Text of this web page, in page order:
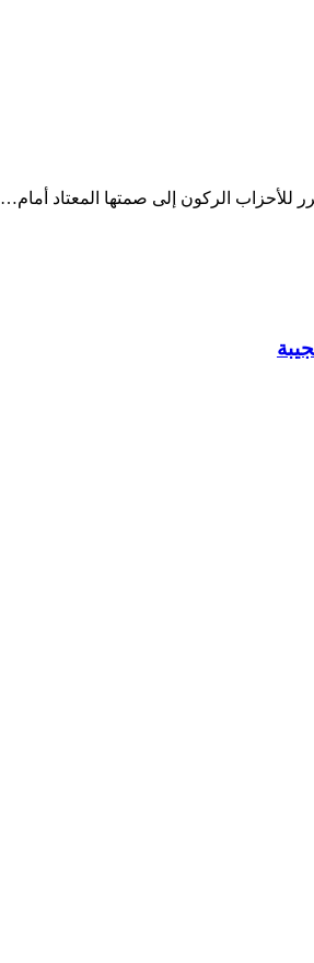
للأحزاب الركون إلى صمتها المعتاد أمام…